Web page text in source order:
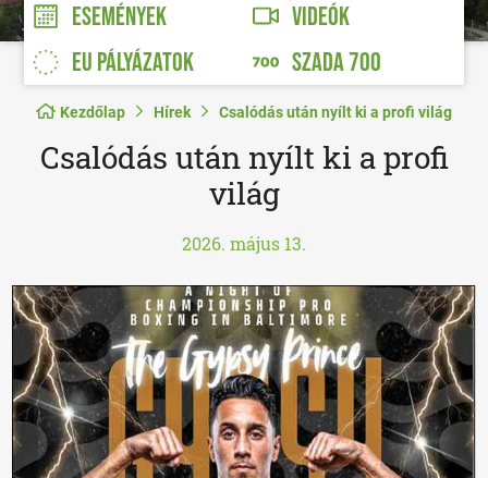
ESEMÉNYEK
VIDEÓK
EU PÁLYÁZATOK
SZADA 700
Kezdőlap Hírek Csalódás után nyílt ki a profi világ
Csalódás után nyílt ki a profi
világ
2026. május 13.